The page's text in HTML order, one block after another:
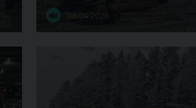
06.04.2026